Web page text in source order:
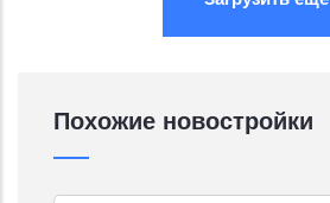
Похожие новостройки